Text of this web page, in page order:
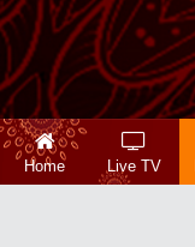
Home Live TV